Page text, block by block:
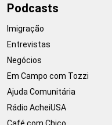
Podcasts
Imigração
Entrevistas
Negócios
Em Campo com Tozzi
Ajuda Comunitária
Rádio AcheiUSA